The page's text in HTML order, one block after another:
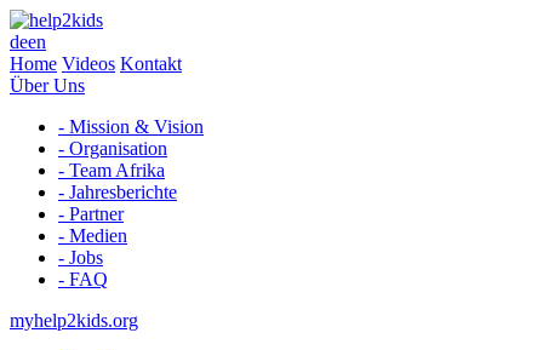
deen
Home Videos Kontakt
Über Uns
- Mission & Vision
- Organisation
- Team Afrika
- Jahresberichte
- Partner
- Medien
- Jobs
- FAQ
myhelp2kids.org